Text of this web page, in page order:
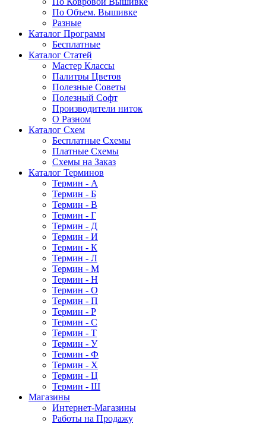
По Объем. Вышивке
Разные
Каталог Программ
Бесплатные
Каталог Статей
Мастер Классы
Палитры Цветов
Полезные Советы
Полезный Софт
Производители ниток
О Разном
Каталог Схем
Бесплатные Схемы
Платные Схемы
Схемы на Заказ
Каталог Терминов
Термин - А
Термин - Б
Термин - В
Термин - Г
Термин - Д
Термин - И
Термин - К
Термин - Л
Термин - М
Термин - Н
Термин - О
Термин - П
Термин - Р
Термин - С
Термин - Т
Термин - У
Термин - Ф
Термин - Х
Термин - Ц
Термин - Ш
Магазины
Интернет-Магазины
Работы на Продажу